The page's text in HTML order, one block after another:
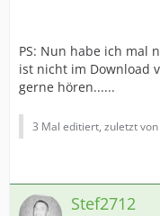
PS: Nun habe ich mal
ist nicht im Download
gerne hören......
3 Mal editiert, zuletzt von
Stef2712